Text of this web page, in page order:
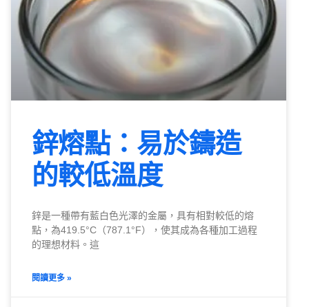
鋅熔點：易於鑄造
的較低溫度
鋅是一種帶有藍白色光澤的金屬，具有相對較低的熔
點，為419.5°C（787.1°F），使其成為各種加工過程
的理想材料。這
閱讀更多 »